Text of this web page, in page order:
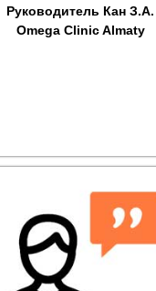
Руководитель Кан З.А.
Omega Clinic Almaty